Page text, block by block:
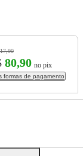
80,90 no pix
formas de pagamento